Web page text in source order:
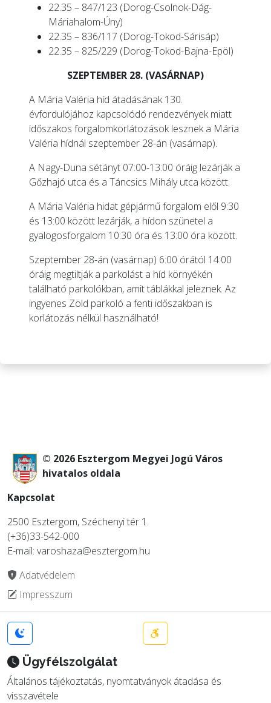
22.35 – 847/123 (Dorog-Csolnok-Dág-
Máriahalom-Úny)
22.35 – 836/117 (Dorog-Tokod-Sárisáp)
22.35 – 825/229 (Dorog-Tokod-Bajna-Epöl)
SZEPTEMBER 28. (VASÁRNAP)
A Mária Valéria híd átadásának 130.
évfordulójához kapcsolódó rendezvények miatt
időszakos forgalomkorlátozások lesznek a Mária
Valéria hídnál szeptember 28-án (vasárnap).
A Nagy-Duna sétányt 07:00-13:00 óráig lezárják a
Gőzhajó utca és a Táncsics Mihály utca között.
A Mária Valéria hidat gépjármű forgalom elől 9:30
és 13:00 között lezárják, a hídon szünetel a
gyalogosforgalom 10:30 óra és 13:00 óra között.
Szeptember 28-án (vasárnap) 6:00 órától 14:00
óráig megtiltják a parkolást a híd környékén
található parkolókban, amit táblákkal jeleznek. Az
ingyenes Zöld parkoló a fenti időszakban is
korlátozás nélkül használható!
© 2026 Esztergom Megyei Jogú Város
hivatalos oldala
Kapcsolat
2500 Esztergom, Széchenyi tér 1.
(+36)33-542-000
E-mail: varoshaza@esztergom.hu
Adatvédelem
Impresszum
Ügyfélszolgálat
Általános tájékoztatás, nyomtatványok átadása és
visszavétele